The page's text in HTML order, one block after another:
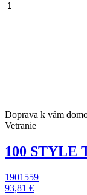
Doprava k vám
Vetranie
100 STYLE
1901559
93,81 €